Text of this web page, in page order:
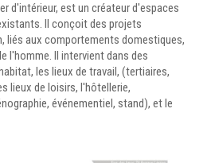
d'intérieur, est un créateur d'espaces
Il conçoit des projets
liés aux comportements domestiques,
l'homme. Il intervient dans des
les lieux de travail, (tertiaires,
lieux de loisirs, l'hôtellerie,
événementiel, stand), et le